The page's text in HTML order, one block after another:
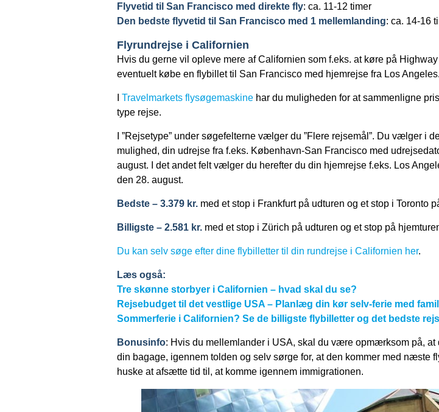
Flyvetid til San Francisco med direkte fly: ca. 11-12 timer
Den bedste flyvetid til San Francisco med 1 mellemlanding: ca. 14-16
Flyrundrejse i Californien
Hvis du gerne vil opleve mere af Californien som f.eks. at køre på
eventuelt købe en flybillet til San Francisco med hjemrejse fra Los Angeles.
Travelmarkets flysøgemaskine har du muligheden for at sammenligne
type rejse.
I ”Rejsetype” under søgefelterne vælger du ”Flere rejsemål”. Du vælger i
mulighed, din udrejse fra f.eks. København-San Francisco med
august. I det andet felt vælger du herefter du din hjemrejse f.eks. Los
den 28. august.
Bedste – 3.379 kr. med et stop i Frankfurt på udturen og et stop i Toronto
Billigste – 2.581 kr. med et stop i Zürich på udturen og et stop på
Du kan selv søge efter dine flybilletter til din rundrejse i Californien her.
Læs også:
Tre skønne storbyer i Californien – hvad skal du se?
Rejsebudget til det vestlige USA – Planlæg din kør selv-ferie med
Sommerferie i Californien? Se de billigste flybilletter og det bedste
Bonusinfo: Hvis du mellemlander i USA, skal du være opmærksom på, at
din bagage, igennem tolden og selv sørge for, at den kommer med næste
huske at afsætte tid til, at komme igennem immigrationen.